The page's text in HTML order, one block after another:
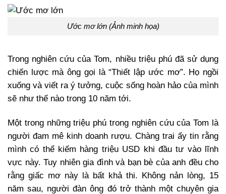
Ước mơ lớn (Ảnh minh họa)
Trong nghiên cứu của Tom, nhiều triệu phú đã sử dụng
chiến lược mà ông gọi là “Thiết lập ước mơ”. Họ ngồi
xuống và viết ra ý tưởng, cuộc sống hoàn hảo của mình
sẽ như thế nào trong 10 năm tới.
Một trong những triệu phú trong nghiên cứu của Tom là
người đam mê kinh doanh rượu. Chàng trai ấy tin rằng
mình có thể kiếm hàng triệu USD khi đầu tư vào lĩnh
vực này. Tuy nhiên gia đình và bạn bè của anh đều cho
rằng giấc mơ này là bất khả thi. Không nản lòng, 15
năm sau, người đàn ông đó trở thành một chuyên gia